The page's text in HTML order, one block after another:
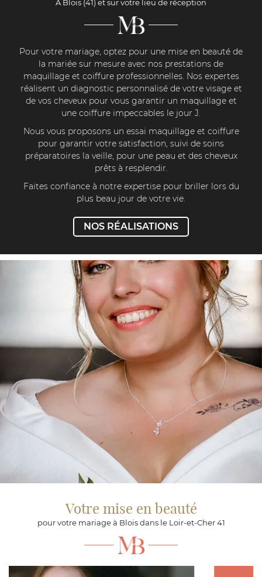
SAINT-GERVAIS
BLOIS
BLOIS
RÉSULTATS
Rejoignez-
Restez
A Blois (41) et sur votre lieu de réception
Pour votre mariage, optez pour une mise en beauté de
la mariée sur mesure avec nos prestations de
maquillage et coiffure professionnelles. Nos expertes
réalisent un diagnostic personnalisé de votre visage et
de vos cheveux pour vous garantir un maquillage et
une coiffure impeccables le jour J.
Nous vous proposons un essai maquillage et coiffure
pour garantir votre satisfaction, suivi de soins
préparatoires la veille, pour une peau et des cheveux
prêts à resplendir.
Faites confiance à notre expertise pour briller lors du
plus beau jour de votre vie.
NOS RÉALISATIONS
Votre mise en beauté
pour votre mariage à Blois dans le Loir-et-Cher 41